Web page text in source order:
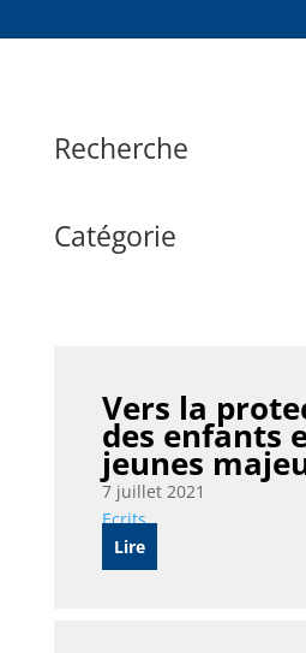
Recherche
Catégorie
Vers la
des enfants
jeunes
7 juillet 2021
Ecrits
Lire